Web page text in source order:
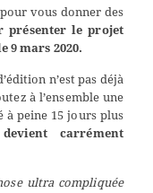
vous donner des
présenter le projet
9 mars 2020.
n’est pas déjà
à l’ensemble une
à peine 15 jours plus
carrément
ultra compliquée